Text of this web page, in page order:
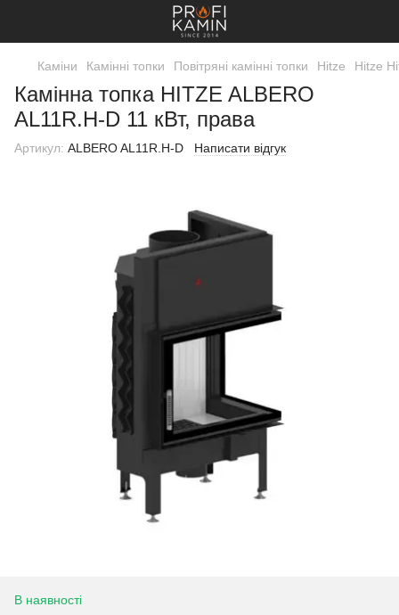
Каміни Камінні топки Повітряні камінні топки Hitze Hitze
Камінна топка HITZE ALBERO
AL11R.H-D 11 кВт, права
Артикул: ALBERO AL11R.H-D Написати відгук
В наявності